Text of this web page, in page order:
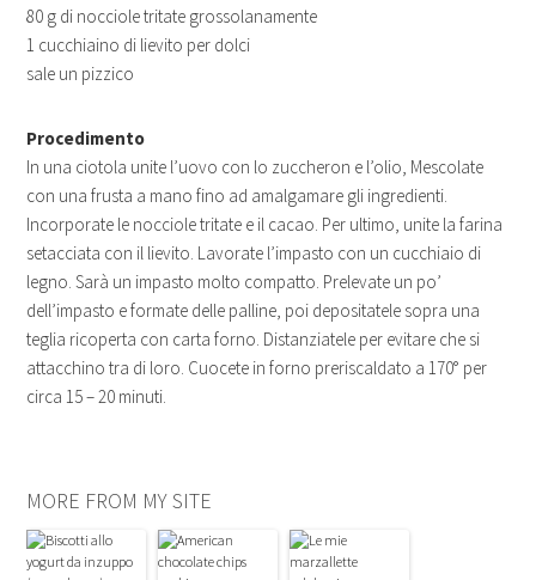
80 g di nocciole tritate grossolanamente
1 cucchiaino di lievito per dolci
sale un pizzico
Procedimento
In una ciotola unite l’uovo con lo zuccheron e l’olio, Mescolate
con una frusta a mano fino ad amalgamare gli ingredienti.
Incorporate le nocciole tritate e il cacao. Per ultimo, unite la farina
setacciata con il lievito. Lavorate l’impasto con un cucchiaio di
legno. Sarà un impasto molto compatto. Prelevate un po’
dell’impasto e formate delle palline, poi depositatele sopra una
teglia ricoperta con carta forno. Distanziatele per evitare che si
attacchino tra di loro. Cuocete in forno preriscaldato a 170° per
circa 15 – 20 minuti.
MORE FROM MY SITE